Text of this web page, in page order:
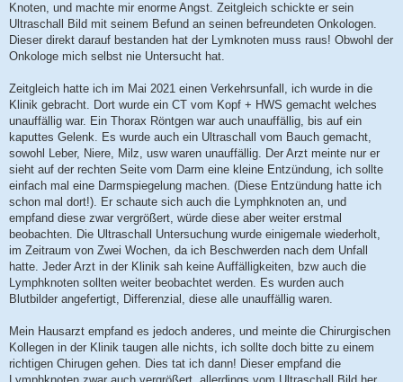
Knoten, und machte mir enorme Angst. Zeitgleich schickte er sein
Ultraschall Bild mit seinem Befund an seinen befreundeten Onkologen.
Dieser direkt darauf bestanden hat der Lymknoten muss raus! Obwohl der
Onkologe mich selbst nie Untersucht hat.
Zeitgleich hatte ich im Mai 2021 einen Verkehrsunfall, ich wurde in die
Klinik gebracht. Dort wurde ein CT vom Kopf + HWS gemacht welches
unauffällig war. Ein Thorax Röntgen war auch unauffällig, bis auf ein
kaputtes Gelenk. Es wurde auch ein Ultraschall vom Bauch gemacht,
sowohl Leber, Niere, Milz, usw waren unauffällig. Der Arzt meinte nur er
sieht auf der rechten Seite vom Darm eine kleine Entzündung, ich sollte
einfach mal eine Darmspiegelung machen. (Diese Entzündung hatte ich
schon mal dort!). Er schaute sich auch die Lymphknoten an, und
empfand diese zwar vergrößert, würde diese aber weiter erstmal
beobachten. Die Ultraschall Untersuchung wurde einigemale wiederholt,
im Zeitraum von Zwei Wochen, da ich Beschwerden nach dem Unfall
hatte. Jeder Arzt in der Klinik sah keine Auffälligkeiten, bzw auch die
Lymphknoten sollten weiter beobachtet werden. Es wurden auch
Blutbilder angefertigt, Differenzial, diese alle unauffällig waren.
Mein Hausarzt empfand es jedoch anderes, und meinte die Chirurgischen
Kollegen in der Klinik taugen alle nichts, ich sollte doch bitte zu einem
richtigen Chirugen gehen. Dies tat ich dann! Dieser empfand die